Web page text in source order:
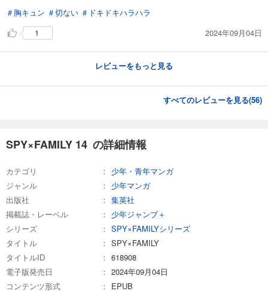
＃胸キュン ＃切ない ＃ドキドキハラハラ
1
2024年09月04日
レビューをもっと見る
すべてのレビューを見る(56)
SPY×FAMILY 14 の詳細情報
カテゴリ
少年・青年マンガ
ジャンル
少年マンガ
出版社
集英社
掲載誌・レーベル
少年ジャンプ＋
シリーズ
SPY×FAMILYシリーズ
タイトル
SPY×FAMILY
タイトルID
618908
電子版発売日
2024年09月04日
コンテンツ形式
EPUB